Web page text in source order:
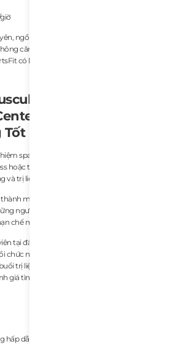
ngồi làm việc nhiều giờ tại bàn, hoặc
căng, căng vùng lưng dưới, vai cứng hoặc
có lẽ là lựa chọn tổng thể mạnh nhất ở Đà
&
- Liệu Pháp Thể
Nhất
spa trung bình ở Đà Nẵng. Thay vì định vị
hoặc thư giãn, nơi này hoạt động giống một
trị liệu thể thao hơn.
một trong những lựa chọn đáng tin cậy
người đang gặp các vấn đề cơ bắp mãn
chế mobility hoặc rối loạn tư thế.
tại đây tập trung nhiều vào điều trị cơ xương
chức năng và bodywork chỉnh sửa. So với
trị liệu ở đây có cảm giác lâm sàng hơn
giá tình trạng.
hấp dẫn đối với khách du lịch chỉ đơn giản